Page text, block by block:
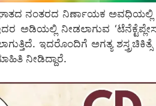
ನಂತರದ ನಿರ್ಣಾಯಕ ಅವಧಿಯಲ್ಲಿ
ಅಡಿಯಲ್ಲಿ ನೀಡಲಾಗುವ
ಇದರೊಂದಿಗೆ ಅಗತ್ಯ
ನೀಡಿದ್ದಾರೆ.